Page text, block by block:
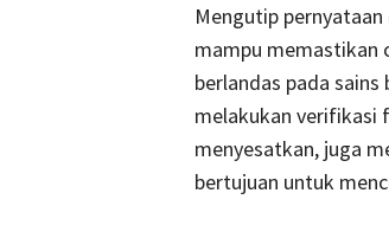
Mengutip
mampu memastikan
berlandas pada
melakukan verifikasi
menyesatkan, juga
bertujuan untuk